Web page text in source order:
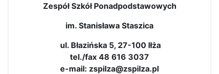
Apel z okazji 235-tej rocznicy
uchwalenia Konstytucji 3 Maja
Zespół Szkół Ponadpodstawowych
im. Stanisława Staszica
ul. Błazińska 5, 27-100 Iłża
tel./fax 48 616 3037
e-mail: zspilza@zspilza.pl